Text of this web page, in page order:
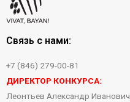
Связь с нами:
+7 (846) 279-00-81
ДИРЕКТОР КОНКУРСА:
Леонтьев Александр Иванович